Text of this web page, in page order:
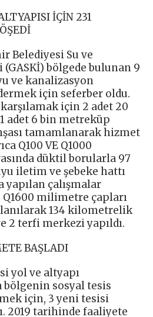
İÇİN 231
Belediyesi Su ve
bölgede bulunan 9
ve kanalizasyon
için seferber oldu.
için 2 adet 20
adet 6 bin metreküp
tamamlanarak hizmet
Q100 VE Q1000
düktil borularla 97
iletim ve şebeke hattı
yapılan çalışmalar
milimetre çapları
134 kilometrelik
2 terfi merkezi yapıldı.
BAŞLADI
yol ve altyapı
bölgenin sosyal tesis
için, 3 yeni tesisi
2019 tarihinde faaliyete